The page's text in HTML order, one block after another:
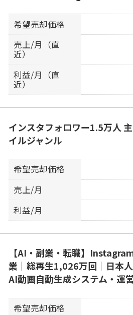
希望売却価格
売上/月（直
近）
利益/月（直
近）
インスタフォロワー1.5万人
イルジャンル
希望売却価格
売上/月
利益/月
【AI・副業・転職】
業｜総再生1,026万回｜日本
AI動画自動生成システム・運
希望売却価格